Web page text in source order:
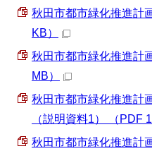
秋田市都市緑化推進計
KB）
秋田市都市緑化推進計
MB）
秋田市都市緑化推進計
（説明資料1） （PDF
秋田市都市緑化推進計